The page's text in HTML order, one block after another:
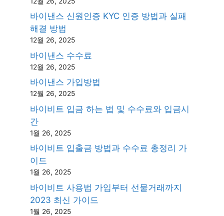
바이낸스 신원인증 KYC 인증 방법과 실패
해결 방법
12월 26, 2025
바이낸스 수수료
12월 26, 2025
바이낸스 가입방법
12월 26, 2025
바이비트 입금 하는 법 및 수수료와 입금시
간
1월 26, 2025
바이비트 입출금 방법과 수수료 총정리 가
이드
1월 26, 2025
바이비트 사용법 가입부터 선물거래까지
2023 최신 가이드
1월 26, 2025